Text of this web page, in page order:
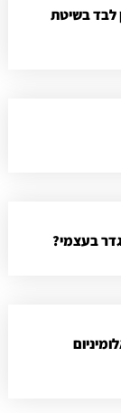
לבד בשיטת
בעצמי?